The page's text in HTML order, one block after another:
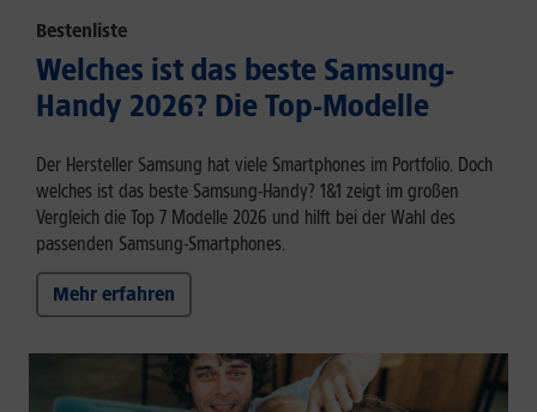
Bestenliste
Welches ist das beste Samsung-
Handy 2026? Die Top-Modelle
Der Hersteller Samsung hat viele Smartphones im Portfolio. Doch
welches ist das beste Samsung-Handy? 1&1 zeigt im großen
Vergleich die Top 7 Modelle 2026 und hilft bei der Wahl des
passenden Samsung-Smartphones.
Mehr erfahren